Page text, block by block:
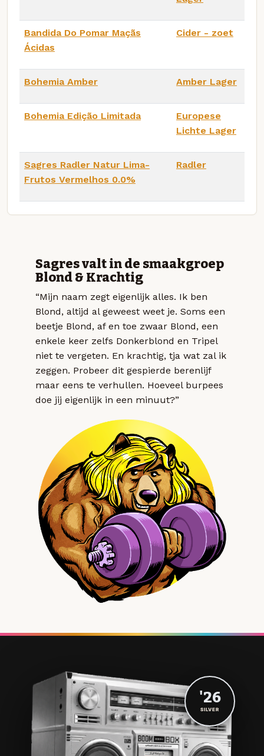
Bandida Do Pomar Maçãs
Ácidas
Cider - zoet
Bohemia Amber Amber Lager
Bohemia Edição Limitada
Europese
Lichte Lager
Sagres Radler Natur Lima-
Frutos Vermelhos 0.0%
Radler
Sagres valt in de smaakgroep
Blond & Krachtig
“Mijn naam zegt eigenlijk alles. Ik ben
Blond, altijd al geweest weet je. Soms een
beetje Blond, af en toe zwaar Blond, een
enkele keer zelfs Donkerblond en Tripel
niet te vergeten. En krachtig, tja wat zal ik
zeggen. Probeer dit gespierde berenlijf
maar eens te verhullen. Hoeveel burpees
doe jij eigenlijk in een minuut?”
'26
SILVER